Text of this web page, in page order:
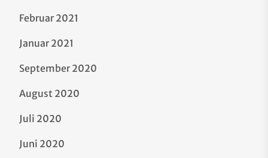
Februar 2021
Januar 2021
September 2020
August 2020
Juli 2020
Juni 2020